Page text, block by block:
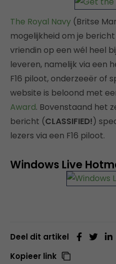
The Royal Navy (Britse
mogelijkheid om je
vriendin op een wél heel
leveren, namelijk via een
F16 piloot, onderzeeër of
website is beloond met
Award. Bovenstaand het
bericht (CLASSIFIED!)
lezers via een F16 piloot.
Windows Live
Deel dit artikel
Kopieer link